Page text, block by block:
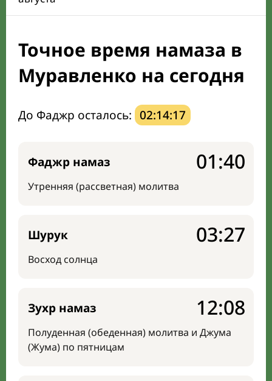
Календарь рамадана
Мечети и молельные комнаты
Направление киблы
Точное время намаза в
Муравленко на сегодня
До Фаджр осталось: 02:14:17
Фаджр намаз
Утренняя (рассветная) молитва
01:40
Шурук
Восход солнца
03:27
Зухр намаз
Полуденная (обеденная) молитва и Джума
(Жума) по пятницам
12:08